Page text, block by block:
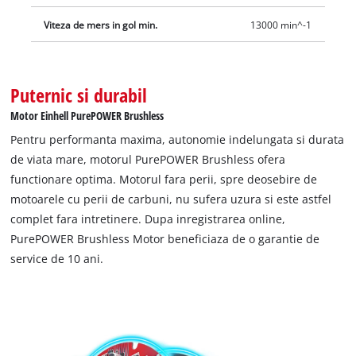
echipata cu suport de perete integrat.
Viteza de mers in gol min. 13000 min^-1
Puternic si durabil
Motor Einhell PurePOWER Brushless
Pentru performanta maxima, autonomie indelungata si durata
de viata mare, motorul PurePOWER Brushless ofera
functionare optima. Motorul fara perii, spre deosebire de
motoarele cu perii de carbuni, nu sufera uzura si este astfel
complet fara intretinere. Dupa inregistrarea online,
PurePOWER Brushless Motor beneficiaza de o garantie de
service de 10 ani.